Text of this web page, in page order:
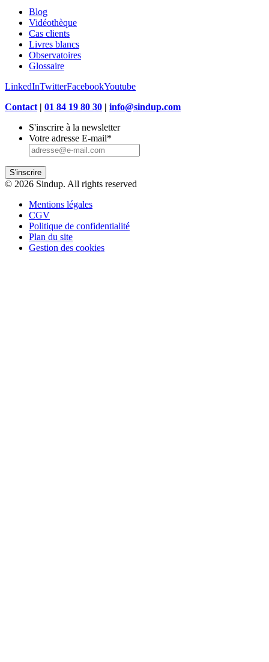
Blog
Vidéothèque
Cas clients
Livres blancs
Observatoires
Glossaire
LinkedInTwitterFacebookYoutube
Contact | 01 84 19 80 30 | info@sindup.com
S'inscrire à la newsletter
Votre adresse E-mail*
S'inscrire
© 2026 Sindup. All rights reserved
Mentions légales
CGV
Politique de confidentialité
Plan du site
Gestion des cookies